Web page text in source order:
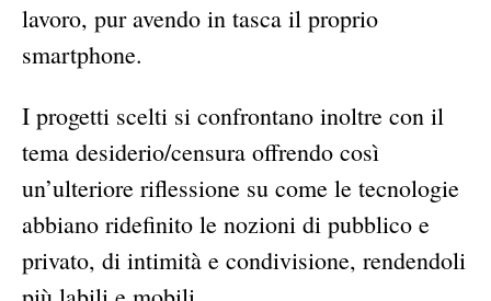
lavoro, pur avendo in tasca il proprio
smartphone.
I progetti scelti si confrontano inoltre con il
tema desiderio/censura offrendo così
un’ulteriore riflessione su come le tecnologie
abbiano ridefinito le nozioni di pubblico e
privato, di intimità e condivisione, rendendoli